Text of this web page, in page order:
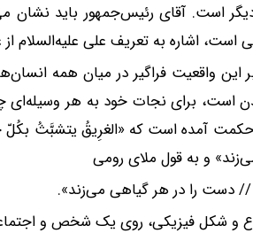
است. آقای رئیس‌جمهور باید نشان
است، اشاره به تعریف علی علیه‌السلام
این واقعیت فراگیر در میان همه
برای نجات خود به هر وسیله‌ای
حکمت آمده است که «‌الغرِیقُ
و به قول ملای رومی
دست را در هر گیاهی می‌زند».
و شکل فیزیکی، روی یک شخص و